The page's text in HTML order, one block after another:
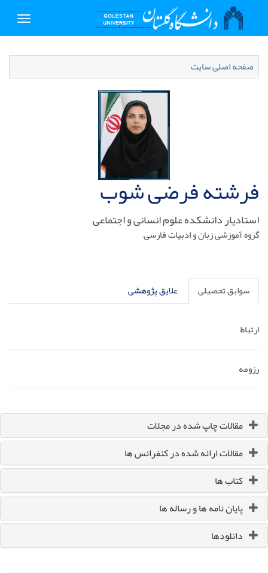
Toggle
صفحه اصلی سایت
فرشته فرضی شوب
استادیار دانشکده علوم انسانی و اجتماعی
گروه آموزشی زبان و ادبیات فارسی
سوابق تحصیلی علایق پژوهشی
ارتباط
رزومه
مقالات چاپ شده در مجلات
مقالات ارائه شده در کنفرانس ها
کتاب ها
پایان نامه ها و رساله ها
دانلودها